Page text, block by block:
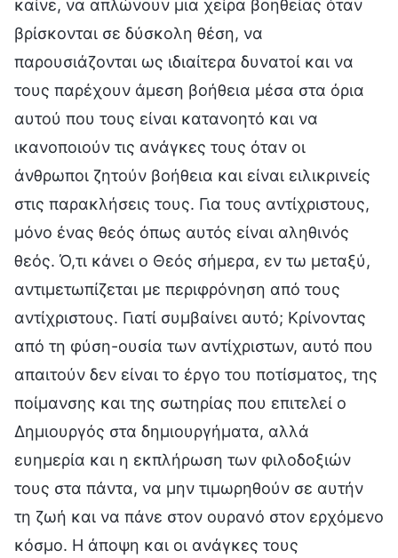
καίνε, να απλώνουν μια χείρα βοηθείας όταν
βρίσκονται σε δύσκολη θέση, να
παρουσιάζονται ως ιδιαίτερα δυνατοί και να
τους παρέχουν άμεση βοήθεια μέσα στα όρια
αυτού που τους είναι κατανοητό και να
ικανοποιούν τις ανάγκες τους όταν οι
άνθρωποι ζητούν βοήθεια και είναι ειλικρινείς
στις παρακλήσεις τους. Για τους αντίχριστους,
μόνο ένας θεός όπως αυτός είναι αληθινός
θεός. Ό,τι κάνει ο Θεός σήμερα, εν τω μεταξύ,
αντιμετωπίζεται με περιφρόνηση από τους
αντίχριστους. Γιατί συμβαίνει αυτό; Κρίνοντας
από τη φύση-ουσία των αντίχριστων, αυτό που
απαιτούν δεν είναι το έργο του ποτίσματος, της
ποίμανσης και της σωτηρίας που επιτελεί ο
Δημιουργός στα δημιουργήματα, αλλά
ευημερία και η εκπλήρωση των φιλοδοξιών
τους στα πάντα, να μην τιμωρηθούν σε αυτήν
τη ζωή και να πάνε στον ουρανό στον ερχόμενο
κόσμο. Η άποψη και οι ανάγκες τους